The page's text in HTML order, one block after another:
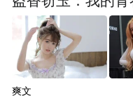
爽文